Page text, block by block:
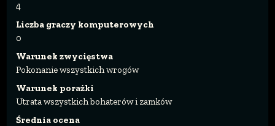
4
Liczba graczy komputerowych
0
Warunek zwycięstwa
Pokonanie wszystkich wrogów
Warunek porażki
Utrata wszystkich bohaterów i zamków
Średnia ocena